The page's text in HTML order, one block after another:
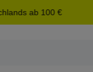
ab 100 €